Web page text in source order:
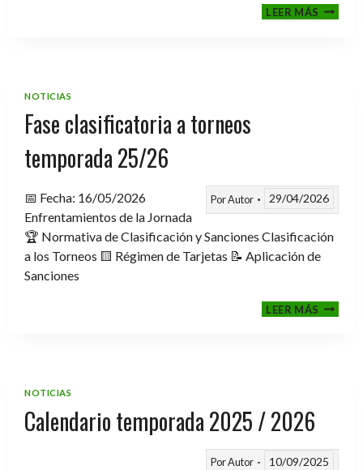
LEER MÁSCENA-
NOTICIAS
Fase clasificatoria a torneos
temporada 25/26
PorAutor 29/04/2026
📅 Fecha: 16/05/2026
Enfrentamientos de la Jornada
🏆 Normativa de Clasificación y Sanciones Clasificación
a los Torneos 🟨 Régimen de Tarjetas 📝 Aplicación de
Sanciones
LEER MÁSFASE
NOTICIAS
Calendario temporada 2025 / 2026
PorAutor 10/09/2025